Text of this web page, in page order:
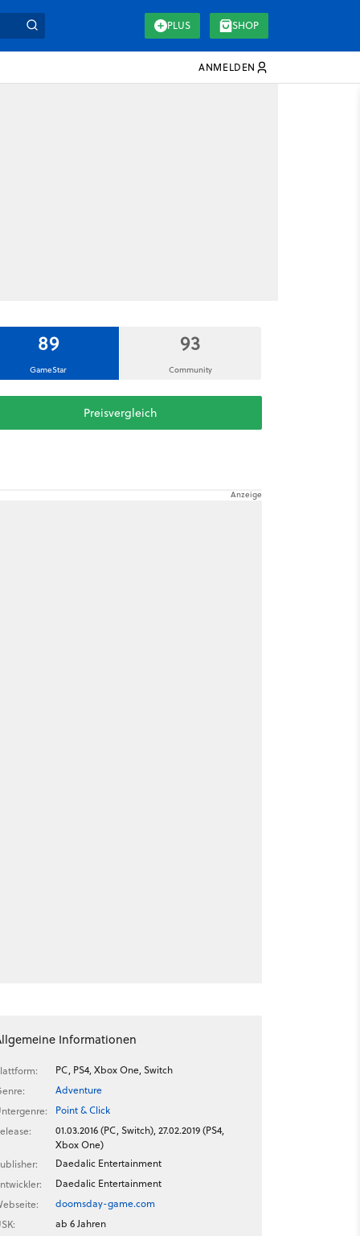
PLUS SHOP
ANMELDEN
89
GameStar
93
Community
Preisvergleich
Informationen
PC, PS4, Xbox One, Switch
Adventure
Point & Click
01.03.2016 (PC, Switch), 27.02.2019 (PS4,
Xbox One)
Daedalic Entertainment
Daedalic Entertainment
doomsday-game.com
ab 6 Jahren